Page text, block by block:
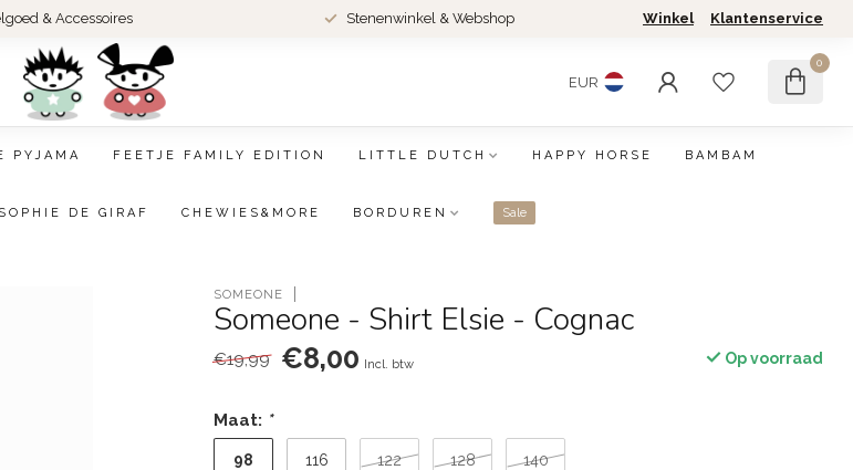
& Accessoires Stenenwinkel & Webshop Winkel Klantenservice
EUR
0
PYJAMA FEETJE FAMILY EDITION LITTLE DUTCH HAPPY HORSE BAMBAM
SOPHIE DE GIRAF CHEWIES&MORE BORDUREN Sale
SOMEONE
Someone - Shirt Elsie - Cognac
€19,99 €8,00 Incl. btw Op voorraad
Maat: *
98 116 122 128 140